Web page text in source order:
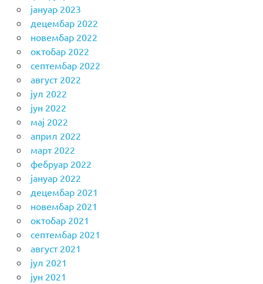
јануар 2023
децембар 2022
новембар 2022
октобар 2022
септембар 2022
август 2022
јул 2022
јун 2022
мај 2022
април 2022
март 2022
фебруар 2022
јануар 2022
децембар 2021
новембар 2021
октобар 2021
септембар 2021
август 2021
јул 2021
јун 2021